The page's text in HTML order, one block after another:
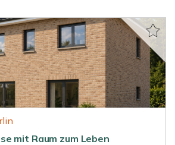
mit Raum zum Leben